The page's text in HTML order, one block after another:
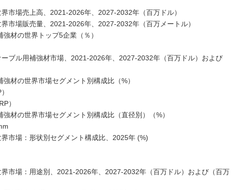
市場売上高、2021-2026年、2027-2032年（百万ドル）
市場販売量、2021-2026年、2027-2032年（百万メートル）
材の世界トップ5企業（％）
ブル用補強材市場、2021-2026年、2027-2032年（百万ドル）および
材の世界市場セグメント別構成比（%）
）
材の世界市場セグメント別構成比（直径別）（%）
市場：形状別セグメント構成比、2025年 (%)
市場：用途別、2021-2026年、2027-2032年（百万ドル）および（百万